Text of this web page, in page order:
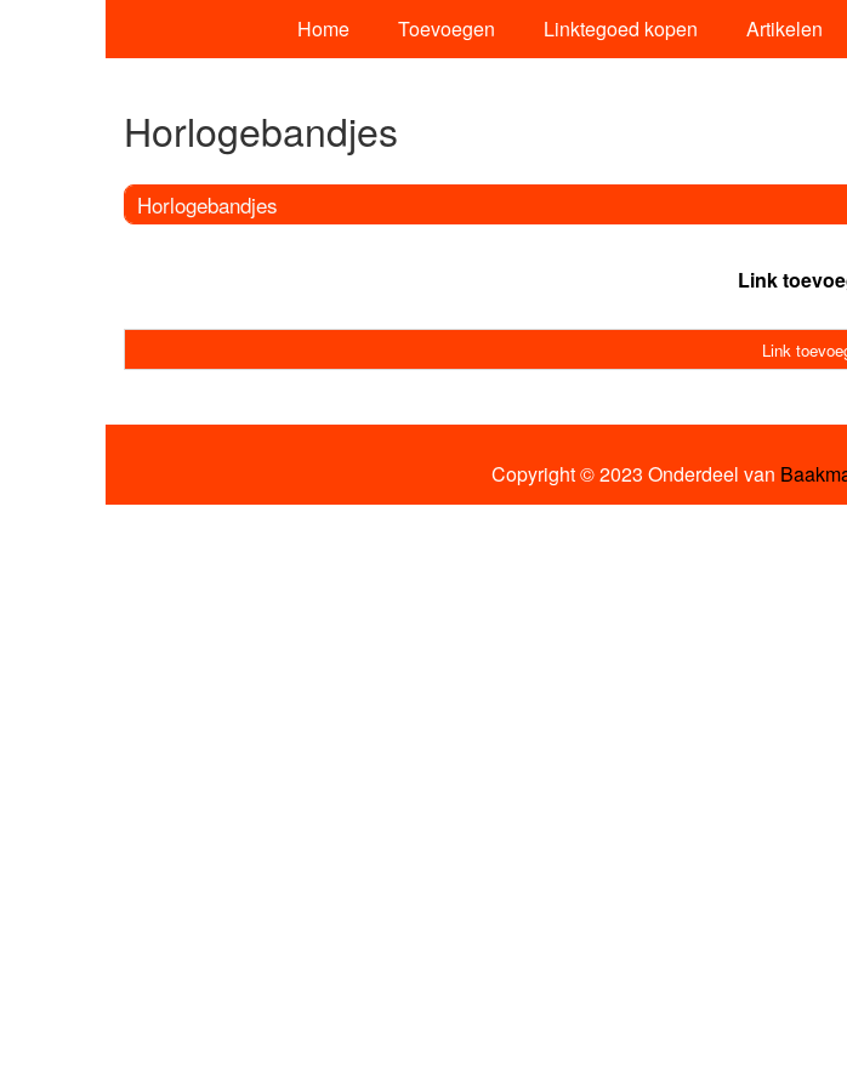
Home Toevoegen Linktegoed kopen Artikelen
Horlogebandjes
Horlogebandjes
Link
Link
Copyright © 2023 Onderdeel van